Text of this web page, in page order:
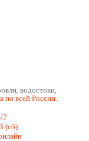
водостоки,
по всей России.
7
(сб)